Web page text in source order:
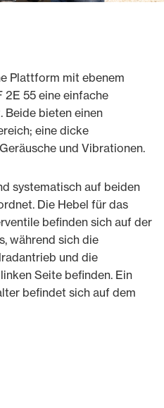
Plattform mit ebenem
2E 55 eine einfache
bieten einen
eine dicke
und Vibrationen.
systematisch auf beiden
Die Hebel für das
befinden sich auf der
während sich die
und die
Seite befinden. Ein
befindet sich auf dem